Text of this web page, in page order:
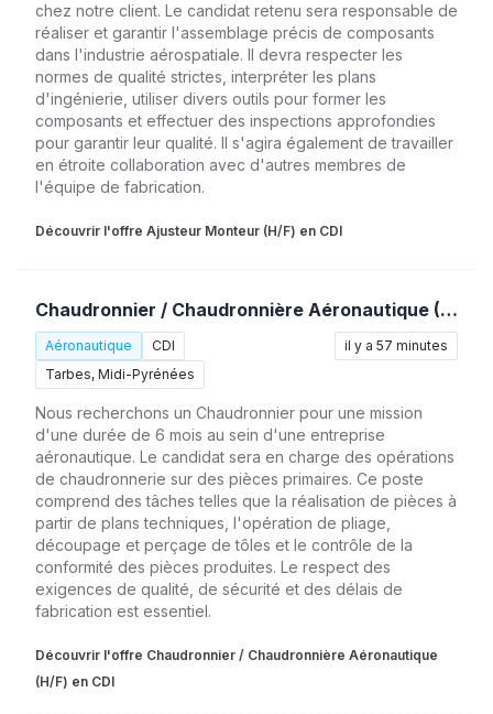
chez notre client. Le candidat retenu sera responsable de
réaliser et garantir l'assemblage précis de composants
dans l'industrie aérospatiale. Il devra respecter les
normes de qualité strictes, interpréter les plans
d'ingénierie, utiliser divers outils pour former les
composants et effectuer des inspections approfondies
pour garantir leur qualité. Il s'agira également de travailler
en étroite collaboration avec d'autres membres de
l'équipe de fabrication.
Découvrir l'offre Ajusteur Monteur (H/F) en CDI
Chaudronnier / Chaudronnière Aéronautique (H/F)
Aéronautique
CDI
Tarbes, Midi-Pyrénées
il y a 57 minutes
Nous recherchons un Chaudronnier pour une mission
d'une durée de 6 mois au sein d'une entreprise
aéronautique. Le candidat sera en charge des opérations
de chaudronnerie sur des pièces primaires. Ce poste
comprend des tâches telles que la réalisation de pièces à
partir de plans techniques, l'opération de pliage,
découpage et perçage de tôles et le contrôle de la
conformité des pièces produites. Le respect des
exigences de qualité, de sécurité et des délais de
fabrication est essentiel.
Découvrir l'offre Chaudronnier / Chaudronnière Aéronautique
(H/F) en CDI